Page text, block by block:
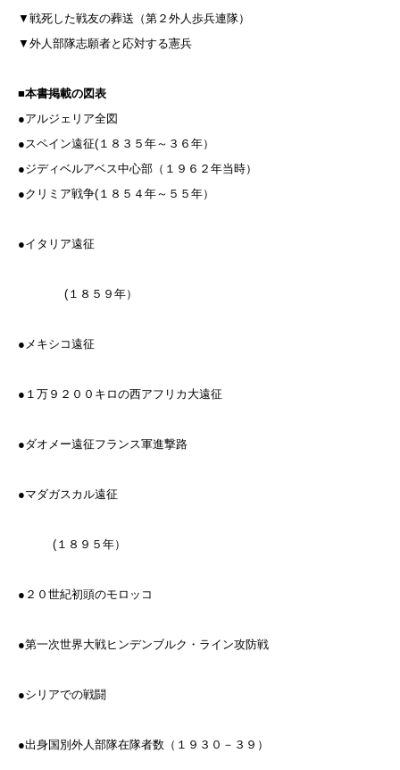
▼戦死した戦友の葬送（第２外人歩兵連隊）
▼外人部隊志願者と応対する憲兵
■本書掲載の図表
●アルジェリア全図
●スペイン遠征(１８３５年～３６年）
●ジディベルアベス中心部（１９６２年当時）
●クリミア戦争(１８５４年～５５年）
●イタリア遠征
(１８５９年）
●メキシコ遠征
●１万９２００キロの西アフリカ大遠征
●ダオメー遠征フランス軍進撃路
●マダガスカル遠征
(１８９５年）
●２０世紀初頭のモロッコ
●第一次世界大戦ヒンデンブルク・ライン攻防戦
●シリアでの戦闘
●出身国別外人部隊在隊者数（１９３０－３９）